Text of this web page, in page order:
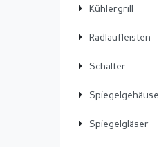
Kühlergrill
Radlaufleisten
Schalter
Spiegelgehäuse
Spiegelgläser